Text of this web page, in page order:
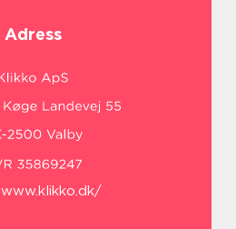
Adress
www.klikko.dk/